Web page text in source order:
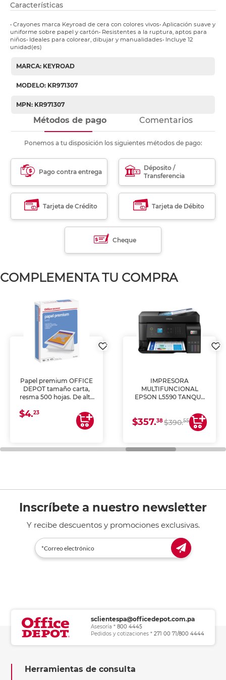
Características
• Crayones marca Keyroad de cera con colores vivos• Aplicación suave y
uniforme sobre papel y cartón• Resistentes a la ruptura, aptos para
niños• Ideales para colorear, dibujar y manualidades• Incluye 12
unidad(es)
MARCA: KEYROAD
MODELO: KR971307
MPN: KR971307
Métodos de pago Comentarios
Ponemos a tu disposición los siguientes métodos de pago:
Pago contra entrega
Déposito /
Transferencia
Tarjeta de Crédito Tarjeta de Débito
Cheque
COMPLEMENTA TU COMPRA
Papel premium OFFICE
DEPOT tamaño carta,
resma 500 hojas. De alta
uniforme, ideal para
impresoras de inyección
de tinta y láser,
general de oficina.
$4.23
IMPRESORA
MULTIFUNCIONAL
EPSON L5590 TANQUE
COPIA Y ESCANEA)
$357.38$390.55
Inscríbete a nuestro newsletter
Y recibe descuentos y promociones exclusivas.
sclientespa@officedepot.com.pa
Asesoría * 800 4445
Pedidos y cotizaciones * 271 00 71/800 4444
Herramientas de consulta